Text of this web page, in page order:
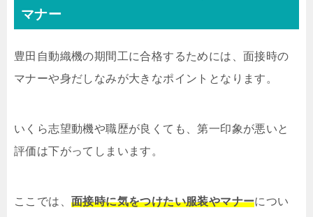
マナー
豊田自動織機の期間工に合格するためには、面接時の
マナーや身だしなみが大きなポイントとなります。
いくら志望動機や職歴が良くても、第一印象が悪いと
評価は下がってしまいます。
ここでは、 面接時に気をつけたい服装やマナーについ